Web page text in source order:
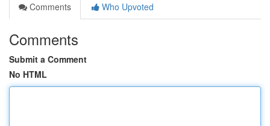
Comments
Who Upvoted
Comments
Submit a Comment
No HTML